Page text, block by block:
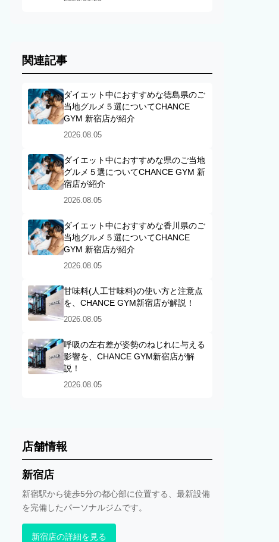
関連記事
ダイエット中におすすめな徳島県のご
当地グルメ５選についてCHANCE
GYM 新宿店が紹介
2026.08.05
ダイエット中におすすめな県のご当地
グルメ５選についてCHANCE GYM 新
宿店が紹介
2026.08.05
ダイエット中におすすめな香川県のご
当地グルメ５選についてCHANCE
GYM 新宿店が紹介
2026.08.05
甘味料(人工甘味料)の使い方と注意点
を、CHANCE GYM新宿店が解説！
2026.08.05
呼吸の左右差が姿勢のねじれに与える
影響を、CHANCE GYM新宿店が解
説！
2026.08.05
店舗情報
新宿店
新宿駅から徒歩5分の都心部に位置する、最新設備
を完備したパーソナルジムです。
新宿店の詳細を見る